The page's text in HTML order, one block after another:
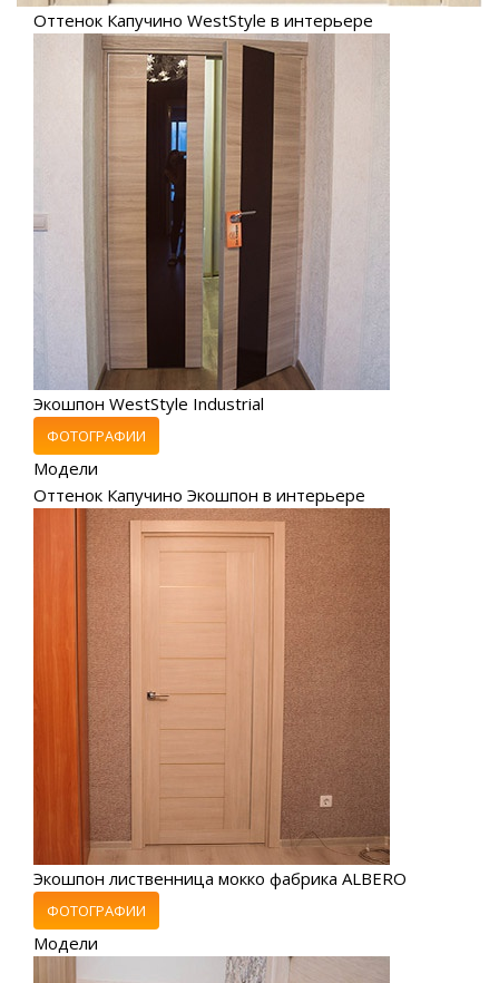
Оттенок Капучино WestStyle в интерьере
Экошпон WestStyle Industrial
ФОТОГРАФИИ
Модели
Оттенок Капучино Экошпон в интерьере
Экошпон лиственница мокко фабрика ALBERO
ФОТОГРАФИИ
Модели